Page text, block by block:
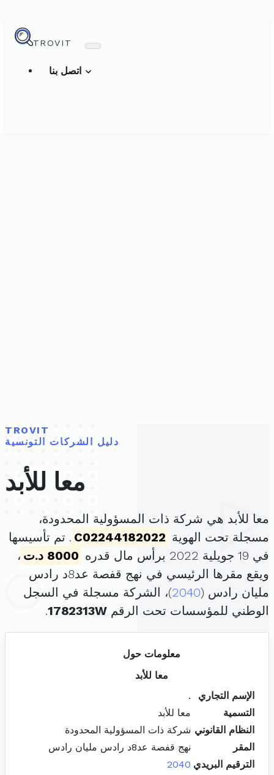
TROVIT
TROVIT
دليل الشركات التونسية
معا للأبد
معا للأبد هي شركة ذات المسؤولية المحدودة،
مسجلة تحت الهوية C02244182022 . تم تأسيسها
في 19 جويلية 2022 برأس مال قدره
8000 د.ت
،
ويقع مقرها الرئيسي في نهج قفصة عد8د رادس
مليان رادس (2040)، الشركة مسجلة في السجل
الوطني للمؤسسات تحت الرقم 1782313W
.
معلومات حول
معا للأبد
الإسم التجاري
.
التسمية
معا للأبد
النظام القانوني شركة ذات المسؤولية المحدودة
المقر
نهج قفصة عد8د رادس مليان رادس
الترقيم البريدي 2040